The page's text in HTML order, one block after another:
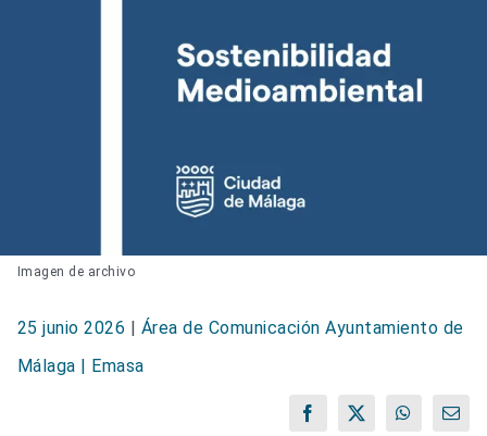
Imagen de archivo
25 junio 2026 | Área de Comunicación Ayuntamiento de
Málaga | Emasa
Facebook
X WhatsApp